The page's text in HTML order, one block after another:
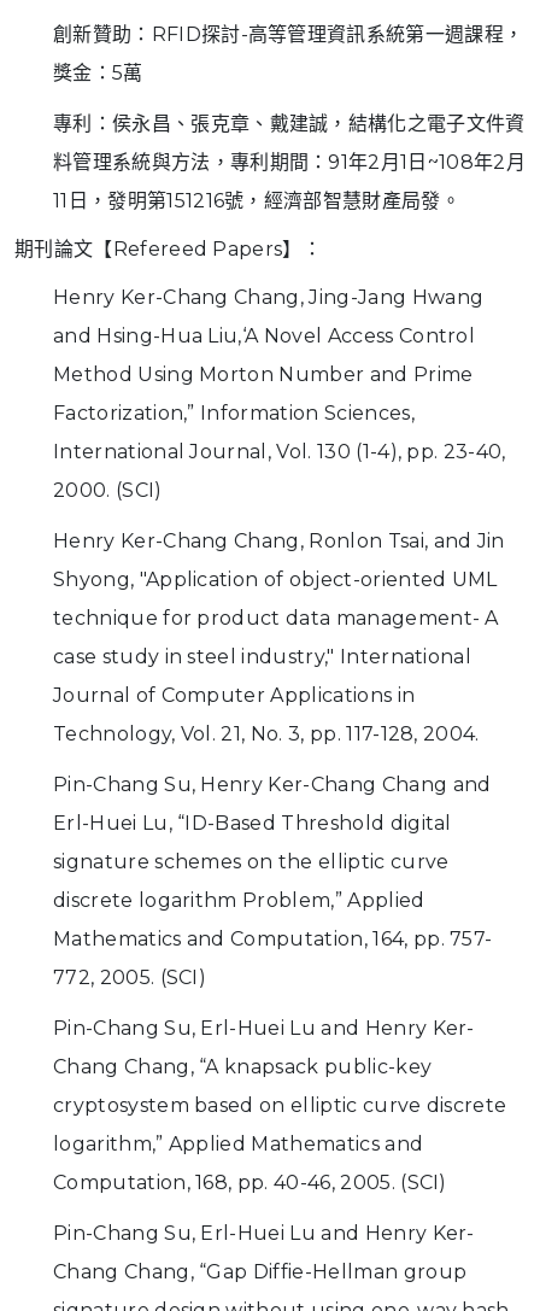
創新贊助：RFID探討-高等管理資訊系統第一週課程，
獎金：5萬
專利：侯永昌、張克章、戴建誠，結構化之電子文件資
料管理系統與方法，專利期間：91年2月1日~108年2月
11日，發明第151216號，經濟部智慧財產局發。
期刊論文【Refereed Papers】：
Henry Ker-Chang Chang, Jing-Jang Hwang
and Hsing-Hua Liu,‘A Novel Access Control
Method Using Morton Number and Prime
Factorization,” Information Sciences,
International Journal, Vol. 130 (1-4), pp. 23-40,
2000. (SCI)
Henry Ker-Chang Chang, Ronlon Tsai, and Jin
Shyong, "Application of object-oriented UML
technique for product data management- A
case study in steel industry," International
Journal of Computer Applications in
Technology, Vol. 21, No. 3, pp. 117-128, 2004.
Pin-Chang Su, Henry Ker-Chang Chang and
Erl-Huei Lu, “ID-Based Threshold digital
signature schemes on the elliptic curve
discrete logarithm Problem,” Applied
Mathematics and Computation, 164, pp. 757-
772, 2005. (SCI)
Pin-Chang Su, Erl-Huei Lu and Henry Ker-
Chang Chang, “A knapsack public-key
cryptosystem based on elliptic curve discrete
logarithm,” Applied Mathematics and
Computation, 168, pp. 40-46, 2005. (SCI)
Pin-Chang Su, Erl-Huei Lu and Henry Ker-
Chang Chang, “Gap Diffie-Hellman group